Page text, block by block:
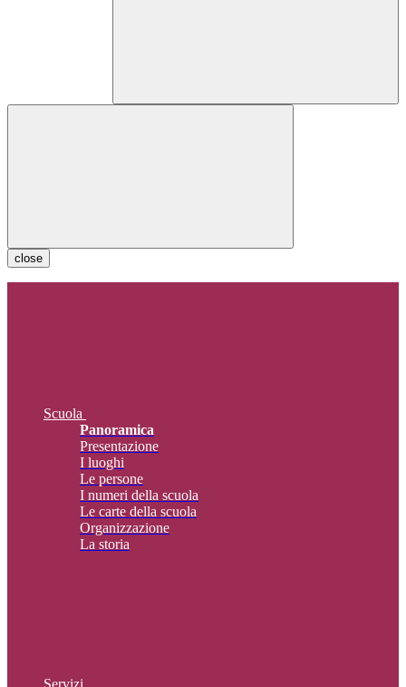
close
Scuola
Panoramica
Presentazione
I luoghi
Le persone
I numeri della scuola
Le carte della scuola
Organizzazione
La storia